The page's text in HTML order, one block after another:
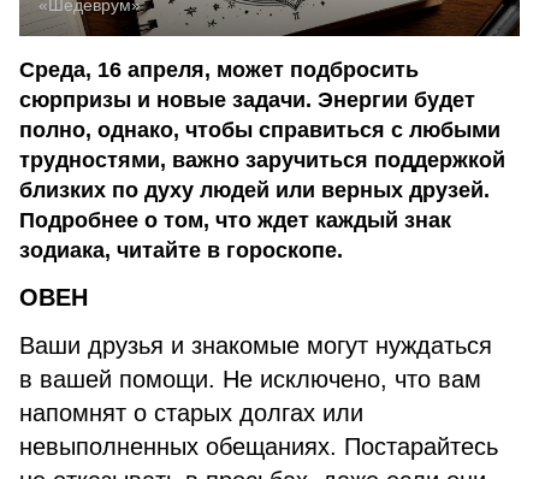
«Шедеврум»
Среда, 16 апреля, может подбросить
сюрпризы и новые задачи. Энергии будет
полно, однако, чтобы справиться с любыми
трудностями, важно заручиться поддержкой
близких по духу людей или верных друзей.
Подробнее о том, что ждет каждый знак
зодиака, читайте в гороскопе.
ОВЕН
Ваши друзья и знакомые могут нуждаться
в вашей помощи. Не исключено, что вам
напомнят о старых долгах или
невыполненных обещаниях. Постарайтесь